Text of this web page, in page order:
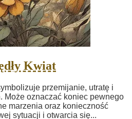
Kwiat
przemijanie, utratę i
Może oznaczać koniec pewnego
marzenia oraz konieczność
sytuacji i otwarcia się...